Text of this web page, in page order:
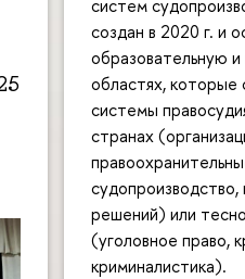
систем
создан в 2020 г. и
образовательную
областях, которые
системы
странах
решений) или
(уголовное право,
криминалистика).